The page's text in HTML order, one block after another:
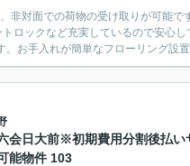
非対面での荷物の受け取りが可能
ロックなど充実しているので安心
お手入れが簡単なフローリング設
会日大前※初期費用分割後払い
能物件 103